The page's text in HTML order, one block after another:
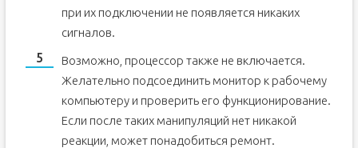
при их подключении не появляется никаких
сигналов.
Возможно, процессор также не включается.
Желательно подсоединить монитор к рабочему
компьютеру и проверить его функционирование.
Если после таких манипуляций нет никакой
реакции, может понадобиться ремонт.